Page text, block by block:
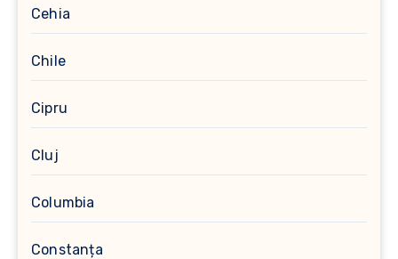
Cehia
Chile
Cipru
Cluj
Columbia
Constanța